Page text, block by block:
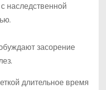
наследственной
засорение
длительное время